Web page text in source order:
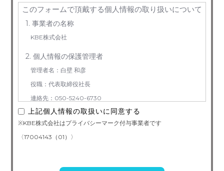
このフォームで頂戴する個人情報の取り扱いについて
1. 事業者の名称
KBE株式会社
2. 個人情報の保護管理者
管理者名：白壁 和彦
役職：代表取締役社長
連絡先：050-5240-6730
3. お預かりする個人情報の利用目的
上記個人情報の取扱いに同意する
※KBE株式会社はプライバシーマーク付与事業者です
〈17004143（01）〉